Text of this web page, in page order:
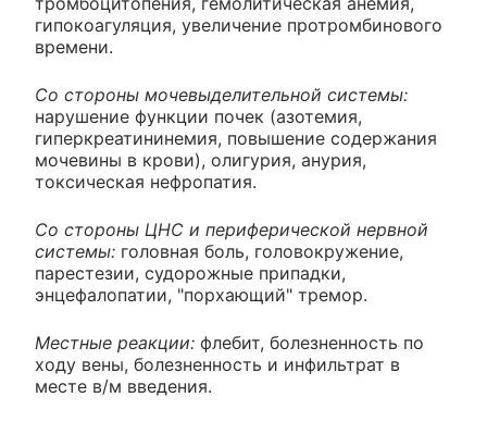
гипокоагуляция, увеличение протромбинового
времени.
Со стороны мочевыделительной системы:
нарушение функции почек (азотемия,
гиперкреатининемия, повышение содержания
мочевины в крови), олигурия, анурия,
токсическая нефропатия.
Со стороны ЦНС и периферической нервной
системы: головная боль, головокружение,
парестезии, судорожные припадки,
энцефалопатии, "порхающий" тремор.
Местные реакции: флебит, болезненность по
ходу вены, болезненность и инфильтрат в
месте в/м введения.